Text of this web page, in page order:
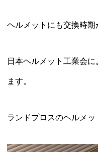
ヘルメットにも交換時期
日本ヘルメット工業会
ます。
ランドプロスのヘルメッ